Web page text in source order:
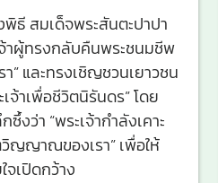
พิธี สมเด็จพระสันตะปาปา
าผู้ทรงกลับคืนพระชนมชีพ
า” และทรงเชิญชวนเยาวชน
าเพื่อชีวิตนิรันดร” โดย
งว่า “พระเจ้ากำลังเคาะ
ญญาณของเรา” เพื่อให้
จเปิดกว้าง